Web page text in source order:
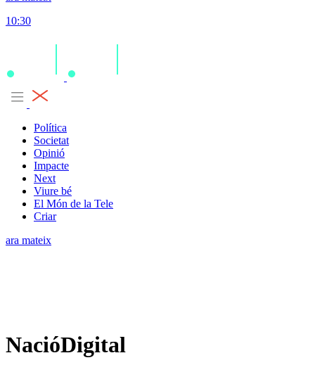
10:30
Política
Societat
Opinió
Impacte
Next
Viure bé
El Món de la Tele
Criar
ara mateix
NacióDigital